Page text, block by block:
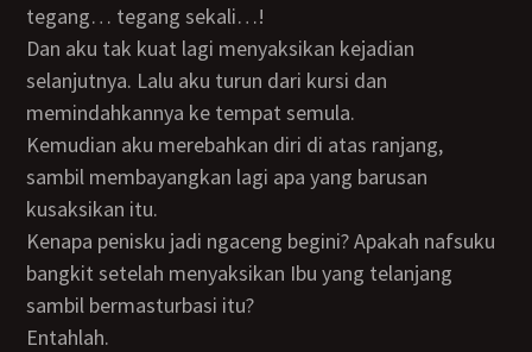
tegang… tegang sekali…!
Dan aku tak kuat lagi menyaksikan kejadian
selanjutnya. Lalu aku turun dari kursi dan
memindahkannya ke tempat semula.
Kemudian aku merebahkan diri di atas ranjang,
sambil membayangkan lagi apa yang barusan
kusaksikan itu.
Kenapa penisku jadi ngaceng begini? Apakah nafsuku
bangkit setelah menyaksikan Ibu yang telanjang
sambil bermasturbasi itu?
Entahlah.